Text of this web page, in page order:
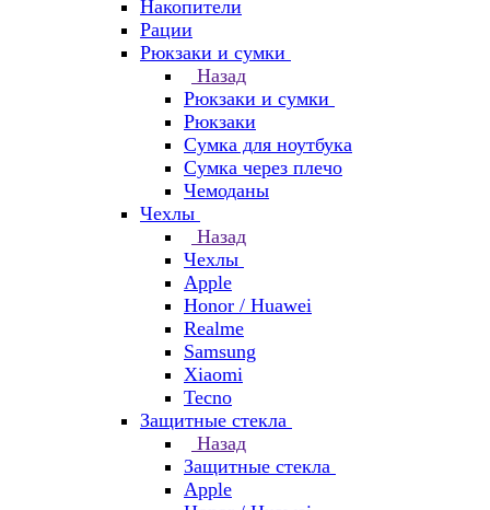
Накопители
Рации
Рюкзаки и сумки
Назад
Рюкзаки и сумки
Рюкзаки
Сумка для ноутбука
Сумка через плечо
Чемоданы
Чехлы
Назад
Чехлы
Apple
Honor / Huawei
Realme
Samsung
Xiaomi
Tecno
Защитные стекла
Назад
Защитные стекла
Apple